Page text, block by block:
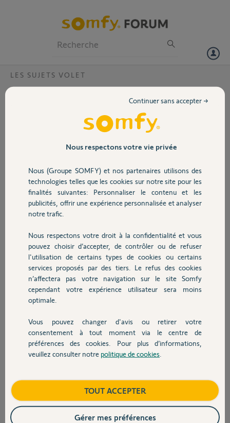
Volet
Sécurité
Domotique
Chauffage
Autres produits
Devis avec un pro
Contact
LES SUJETS VOLET
Perte de liaison connexxoon
Voilà deux jours que ma connexxoon
Hier dans la nuit sans pour autant être chez
sont bien fermé depuis l'appli. Cependant
une fois sur l'application tout les volets sont
en perte de connection "équipement hors
de porté radio. Veuillez vous assurer qu'il est
En rentrant chez moi je débranche et
rebranche la connexxoon et c'est reparti.
Sauf que rebelote, hier soir tout se ferme bien avec la programmation
prévue mais dans la nuit même chose, obligé d'éteindre rallumer la
box ce matin pour que ça reparte.
A coter de sa les volets fonctionne avec la télécommande centralisée
et l'indépendante.
En photo je met ce que me dit l'appli sachant qu'elle dit ça pour
chaque volet.
Participer au fil de discussion
Nous respectons votre vie privée
Nous (Groupe SOMFY) et nos partenaires utilisons des
technologies telles que les cookies sur notre site pour les
finalités suivantes: Personnaliser le contenu et les
publicités, offrir une expérience personnalisée et analyser
notre trafic.
Nous respectons votre droit à la confidentialité et vous
pouvez choisir d’accepter, de contrôler ou de refuser
l'utilisation de certains types de cookies ou certains
services proposés par des tiers. Le refus des cookies
n’affectera pas votre navigation sur le site Somfy
cependant votre expérience utilisateur sera moins
optimale.
Vous pouvez changer d'avis ou retirer votre
consentement à tout moment via le centre de
préférences des cookies. Pour plus d’informations,
veuillez consulter notre politique de cookies
Continuer sans accepter →
TOUT ACCEPTER
Gérer mes préférences